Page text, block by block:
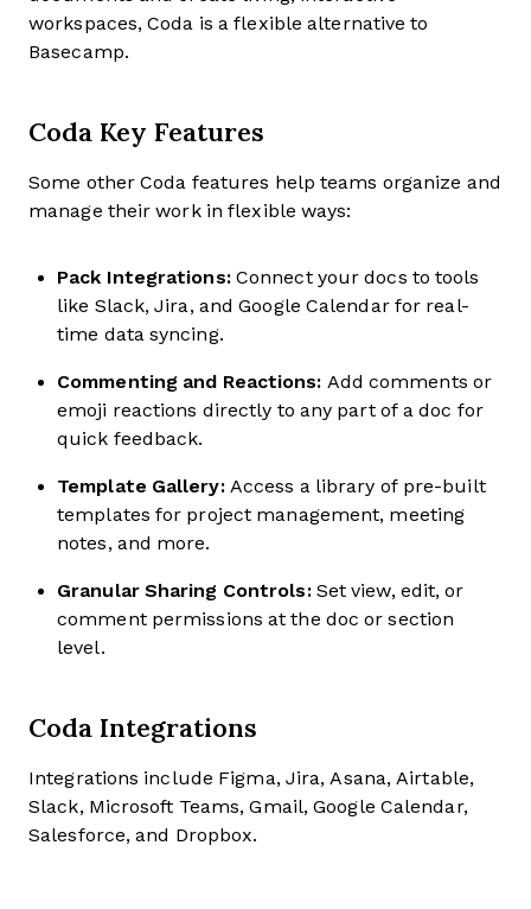
workspaces, Coda is a flexible alternative to
Basecamp.
Coda Key Features
Some other Coda features help teams organize and
manage their work in flexible ways:
Pack Integrations:Connect your docs to tools
like Slack, Jira, and Google Calendar for real-
time data syncing.
Commenting and Reactions: Add comments or
emoji reactions directly to any part of a doc for
quick feedback.
Template Gallery:Access a library of pre-built
templates for project management, meeting
notes, and more.
Granular Sharing Controls:Set view, edit, or
comment permissions at the doc or section
level.
Coda Integrations
Integrations include Figma, Jira, Asana, Airtable,
Slack, Microsoft Teams, Gmail, Google Calendar,
Salesforce, and Dropbox.